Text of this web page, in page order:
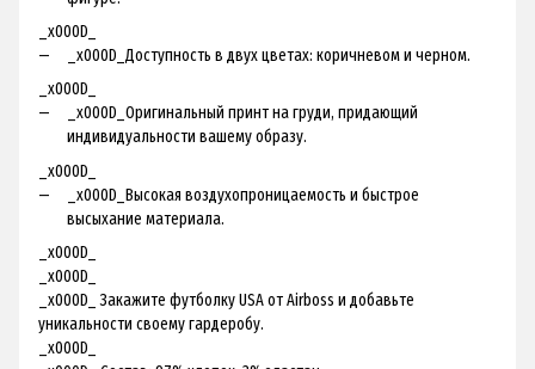
_x000D_
_x000D_Доступность в двух цветах: коричневом и черном.
_x000D_
_x000D_Оригинальный принт на груди, придающий
индивидуальности вашему образу.
_x000D_
_x000D_Высокая воздухопроницаемость и быстрое
высыхание материала.
_x000D_
_x000D_
_x000D_ Закажите футболку USA от Airboss и добавьте
уникальности своему гардеробу.
_x000D_